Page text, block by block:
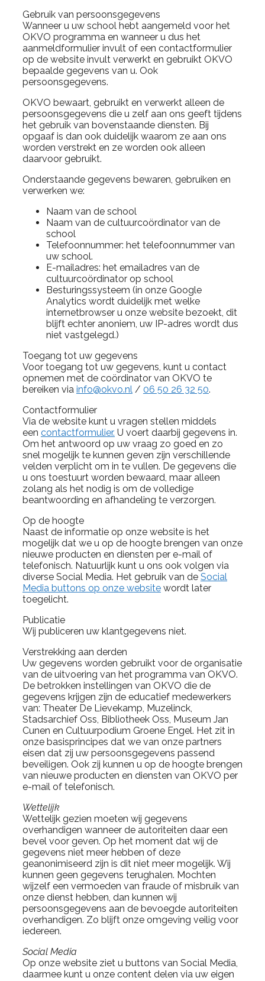
Gebruik van persoonsgegevens
Wanneer u uw school hebt aangemeld voor het
OKVO programma en wanneer u dus het
aanmeldformulier invult of een contactformulier
op de website invult verwerkt en gebruikt OKVO
bepaalde gegevens van u. Ook
persoonsgegevens.
OKVO bewaart, gebruikt en verwerkt alleen de
persoonsgegevens die u zelf aan ons geeft tijdens
het gebruik van bovenstaande diensten. Bij
opgaaf is dan ook duidelijk waarom ze aan ons
worden verstrekt en ze worden ook alleen
daarvoor gebruikt.
Onderstaande gegevens bewaren, gebruiken en
verwerken we:
Naam van de school
Naam van de cultuurcoördinator van de
school
Telefoonnummer: het telefoonnummer van
uw school.
E-mailadres: het emailadres van de
cultuurcoördinator op school
Besturingssysteem (in onze Google
Analytics wordt duidelijk met welke
internetbrowser u onze website bezoekt, dit
blijft echter anoniem, uw IP-adres wordt dus
niet vastgelegd.)
Toegang tot uw gegevens
Voor toegang tot uw gegevens, kunt u contact
opnemen met de coördinator van OKVO te
bereiken via info@okvo.nl / 06 50 26 32 50.
Contactformulier
Via de website kunt u vragen stellen middels
een contactformulier. U voert daarbij gegevens in.
Om het antwoord op uw vraag zo goed en zo
snel mogelijk te kunnen geven zijn verschillende
velden verplicht om in te vullen. De gegevens die
u ons toestuurt worden bewaard, maar alleen
zolang als het nodig is om de volledige
beantwoording en afhandeling te verzorgen.
Op de hoogte
Naast de informatie op onze website is het
mogelijk dat we u op de hoogte brengen van onze
nieuwe producten en diensten per e-mail of
telefonisch. Natuurlijk kunt u ons ook volgen via
diverse Social Media. Het gebruik van de Social
Media buttons op onze website wordt later
toegelicht.
Publicatie
Wij publiceren uw klantgegevens niet.
Verstrekking aan derden
Uw gegevens worden gebruikt voor de organisatie
van de uitvoering van het programma van OKVO.
De betrokken instellingen van OKVO die de
gegevens krijgen zijn de educatief medewerkers
van: Theater De Lievekamp, Muzelinck,
Stadsarchief Oss, Bibliotheek Oss, Museum Jan
Cunen en Cultuurpodium Groene Engel. Het zit in
onze basisprincipes dat we van onze partners
eisen dat zij uw persoonsgegevens passend
beveiligen. Ook zij kunnen u op de hoogte brengen
van nieuwe producten en diensten van OKVO per
e-mail of telefonisch.
Wettelijk
Wettelijk gezien moeten wij gegevens
overhandigen wanneer de autoriteiten daar een
bevel voor geven. Op het moment dat wij de
gegevens niet meer hebben of deze
geanonimiseerd zijn is dit niet meer mogelijk. Wij
kunnen geen gegevens terughalen. Mochten
wijzelf een vermoeden van fraude of misbruik van
onze dienst hebben, dan kunnen wij
persoonsgegevens aan de bevoegde autoriteiten
overhandigen. Zo blijft onze omgeving veilig voor
iedereen.
Social Media
Op onze website ziet u buttons van Social Media,
daarmee kunt u onze content delen via uw eigen